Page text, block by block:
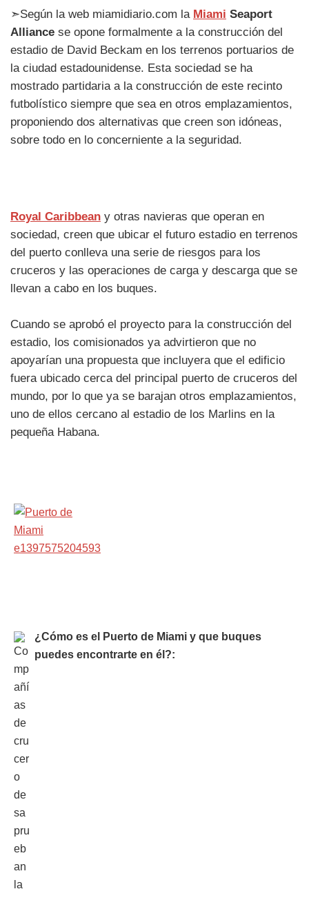
➣Según la web miamidiario.com la Miami Seaport
Alliance se opone formalmente a la construcción del
estadio de David Beckam en los terrenos portuarios de
la ciudad estadounidense. Esta sociedad se ha
mostrado partidaria a la construcción de este recinto
futbolístico siempre que sea en otros emplazamientos,
proponiendo dos alternativas que creen son idóneas,
sobre todo en lo concerniente a la seguridad.
Royal Caribbean y otras navieras que operan en
sociedad, creen que ubicar el futuro estadio en terrenos
del puerto conlleva una serie de riesgos para los
cruceros y las operaciones de carga y descarga que se
llevan a cabo en los buques.
Cuando se aprobó el proyecto para la construcción del
estadio, los comisionados ya advirtieron que no
apoyarían una propuesta que incluyera que el edificio
fuera ubicado cerca del principal puerto de cruceros del
mundo, por lo que ya se barajan otros emplazamientos,
uno de ellos cercano al estadio de los Marlins en la
pequeña Habana.
¿Cómo es el Puerto de Miami y que buques
puedes encontrarte en él?: